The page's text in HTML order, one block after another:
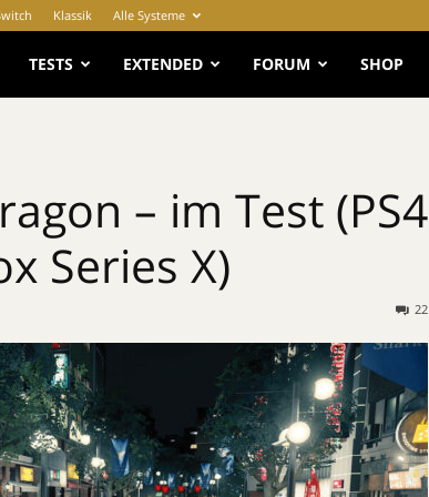
Klassik Alle Systeme
TESTS EXTENDED FORUM SHOP
– im Test (PS4
Series X)
22